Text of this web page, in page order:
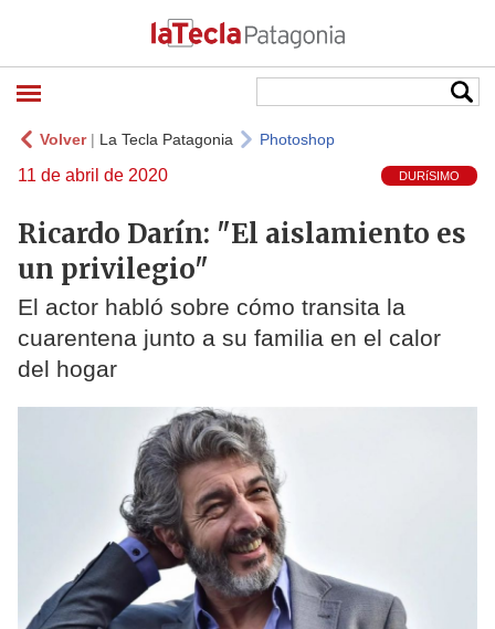
Volver| La Tecla Patagonia Photoshop
11 de abril de 2020 DURíSIMO
Ricardo Darín: "El aislamiento es
un privilegio"
El actor habló sobre cómo transita la
cuarentena junto a su familia en el calor
del hogar